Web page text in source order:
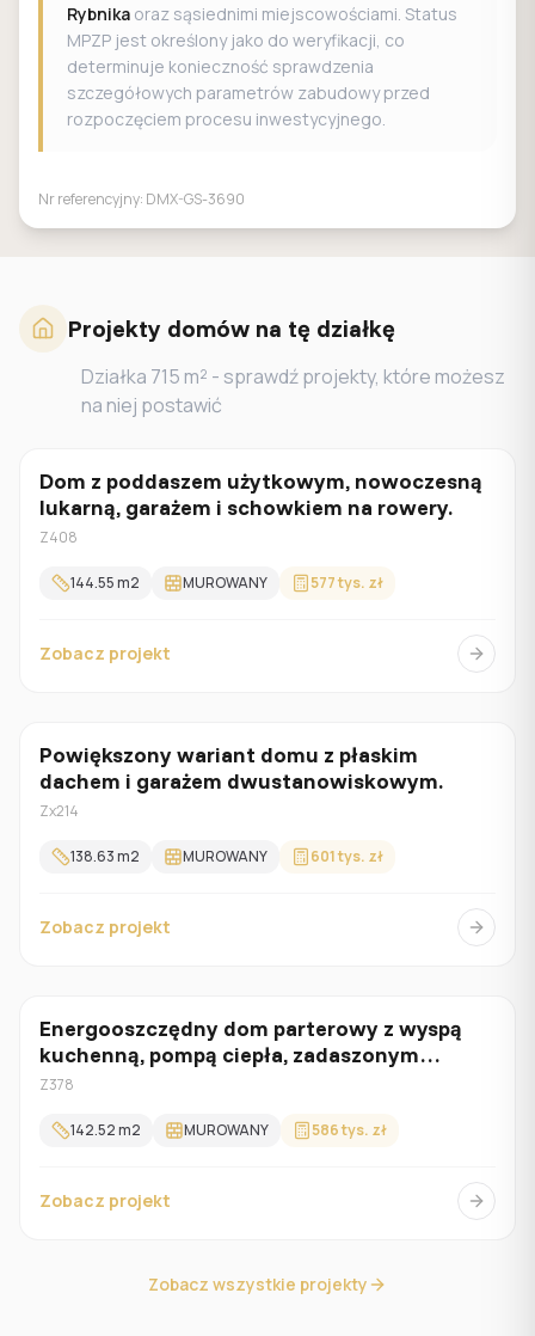
Rybnika oraz sąsiednimi miejscowościami. Status
MPZP jest określony jako do weryfikacji, co
determinuje konieczność sprawdzenia
szczegółowych parametrów zabudowy przed
rozpoczęciem procesu inwestycyjnego.
Nr referencyjny: DMX-GS-3690
Projekty domów na tę działkę
Działka 715 m² - sprawdź projekty, które możesz
na niej postawić
Z poddaszem
Dom z poddaszem użytkowym, nowoczesną
lukarną, garażem i schowkiem na rowery.
Z408
144.55m2 MUROWANY 577 tys. zł
Zobacz projekt
Jednorodzinny
Powiększony wariant domu z płaskim
dachem i garażem dwustanowiskowym.
Zx214
138.63m2 MUROWANY 601 tys. zł
Zobacz projekt
Parterowy
Energooszczędny dom parterowy z wyspą
kuchenną, pompą ciepła, zadaszonym
tarasem
Z378
142.52m2 MUROWANY 586 tys. zł
Zobacz projekt
Zobacz wszystkie projekty